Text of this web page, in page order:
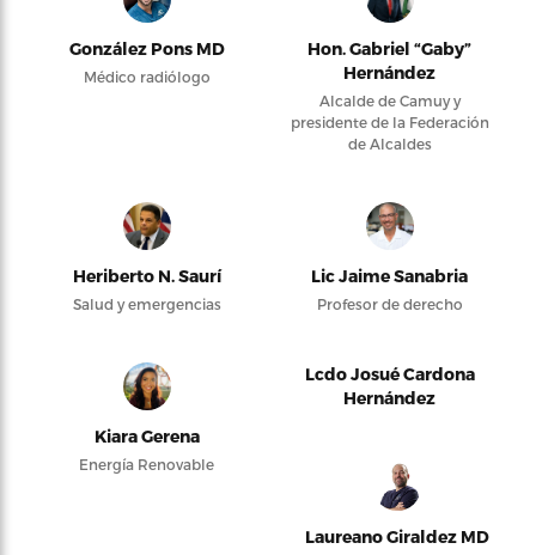
González Pons MD
Médico radiólogo
Hon. Gabriel “Gaby”
Hernández
Alcalde de Camuy y
presidente de la Federación
de Alcaldes
Heriberto N. Saurí
Salud y emergencias
Lic Jaime Sanabria
Profesor de derecho
Kiara Gerena
Energía Renovable
Lcdo Josué Cardona
Hernández
Laureano Giraldez MD